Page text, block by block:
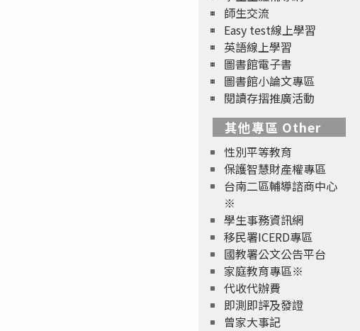
師生交流
Easy test線上學習
英語線上學習
圖書館電子書
圖書館小論文專區
閱讀存摺推廣活動
其他專區 Other
性別平等教育
保護智慧財產權專區
台南二區輔導諮商中心
※
學生事務資訊網
移民署ICERD專區
國教署公文公告平台
家庭教育專區※
代收代辦費
即測即評及發證
曾家大事記